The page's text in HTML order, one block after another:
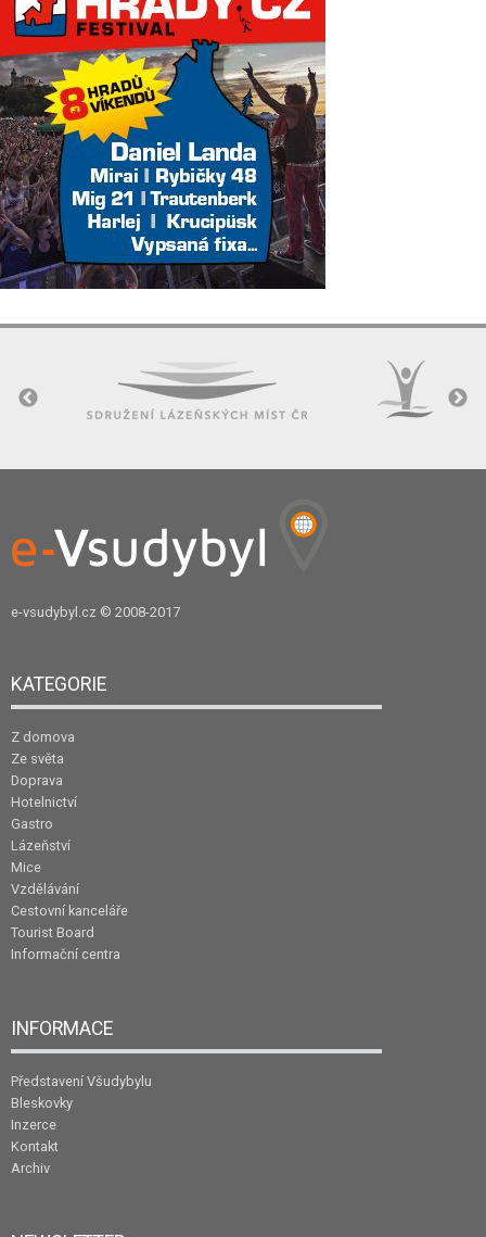
e-vsudybyl.cz © 2008-2017
KATEGORIE
Z domova
Ze světa
Doprava
Hotelnictví
Gastro
Lázeňství
Mice
Vzdělávání
Cestovní kanceláře
Tourist Board
Informační centra
INFORMACE
Představení Všudybylu
Bleskovky
Inzerce
Kontakt
Archiv